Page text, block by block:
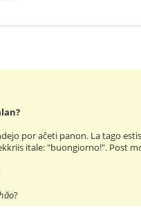
por aĉeti panon. La tago
itale: "buongiorno!". Post
?